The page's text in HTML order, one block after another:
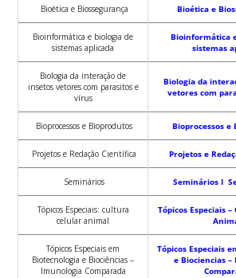
Bioética e Biossegurança Bioética e
Bioinformática e biologia de
sistemas aplicada
Bioinformática
sistemas
Biologia da interação de
insetos vetores com parasitos e
vírus
Biologia da
vetores com
Bioprocessos e Bioprodutos Bioprocessos e
Projetos e Redação Científica Projetos e
Seminários Seminários I
Tópicos Especiais: cultura
celular animal
Tópicos Especiais
Tópicos Especiais em
Biotecnologia e Biociências –
Imunologia Comparada
Tópicos Especiais
e Biociencias